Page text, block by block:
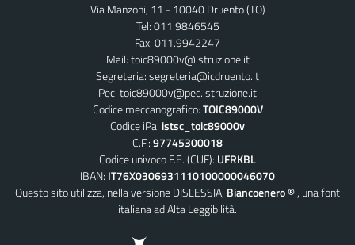
Via Manzoni, 11 - 10040 Druento (TO)
Tel: 011.9846545
Fax: 011.9942247
Mail:toic89000v@istruzione.it
Segreteria:segreteria@icdruento.it
Pec:toic89000v@pec.istruzione.it
Codice meccanografico:TOIC89000V
Codice iPa: istsc_toic89000v
C.F.:97745300018
Codice univoco F.E. (CUF): UFRKBL
IBAN: IT76X0306931110100000046070
Questo sito utilizza, nella versione DISLESSIA, Biancoenero ®, una font
italiana ad Alta Leggibilità.